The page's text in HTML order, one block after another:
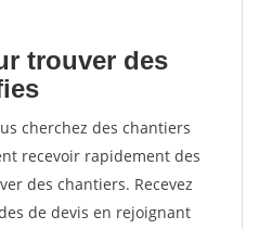
trouver des
cherchez des chantiers
recevoir rapidement des
des chantiers. Recevez
de devis en rejoignant